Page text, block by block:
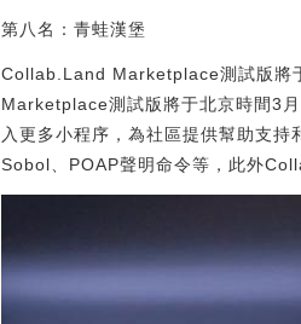
第八名：青蛙漢堡
Collab.Land Marketplace測試版將
Marketplace測試版將于北京時間3
入更多小程序，為社區提供幫助支
Sobol、POAP聲明命令等，此外